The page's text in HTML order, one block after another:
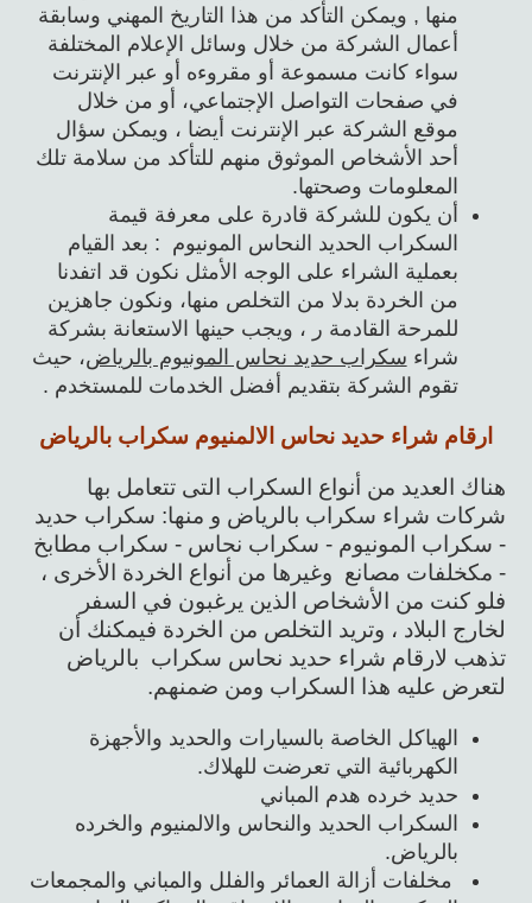
منها , ويمكن التأكد من هذا التاريخ المهني وسابقة
أعمال الشركة من خلال وسائل الإعلام المختلفة
سواء كانت مسموعة أو مقروءه أو عبر الإنترنت
في صفحات التواصل الإجتماعي، أو من خلال
موقع الشركة عبر الإنترنت أيضا ، ويمكن سؤال
أحد الأشخاص الموثوق منهم للتأكد من سلامة تلك
المعلومات وصحتها.
أن يكون للشركة قادرة على معرفة قيمة
السكراب الحديد النحاس المونيوم : بعد القيام
بعملية الشراء على الوجه الأمثل نكون قد اتفدنا
من الخردة بدلا من التخلص منها، ونكون جاهزين
للمرحة القادمة ر ، ويجب حينها الاستعانة بشركة
شراء سكراب حديد نحاس المونيوم بالرياض، حيث
تقوم الشركة بتقديم أفضل الخدمات للمستخدم .
ارقام شراء حديد نحاس الالمنيوم سكراب بالرياض
هناك العديد من أنواع السكراب التى تتعامل بها
شركات شراء سكراب بالرياض و منها: سكراب حديد
- سكراب المونيوم - سكراب نحاس - سكراب مطابخ
- مكخلفات مصانع وغيرها من أنواع الخردة الأخرى ،
فلو كنت من الأشخاص الذين يرغبون في السفر
لخارج البلاد ، وتريد التخلص من الخردة فيمكنك أن
تذهب لارقام شراء حديد نحاس سكراب بالرياض
لتعرض عليه هذا السكراب ومن ضمنهم.
الهياكل الخاصة بالسيارات والحديد والأجهزة
الكهربائية التي تعرضت للهلاك.
حديد خرده هدم المباني
السكراب الحديد والنحاس والالمنيوم والخرده
بالرياض.
مخلفات أزالة العمائر والفلل والمباني والمجمعات